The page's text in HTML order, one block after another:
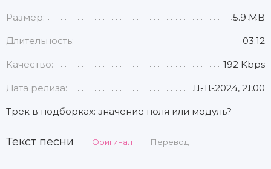
Размер: 5.9 MB
Длительность: 03:12
Качество: 192 Kbps
Дата релиза: 11-11-2024, 21:00
Трек в подборках: значение поля или модуль?
Текст песни Оригинал Перевод